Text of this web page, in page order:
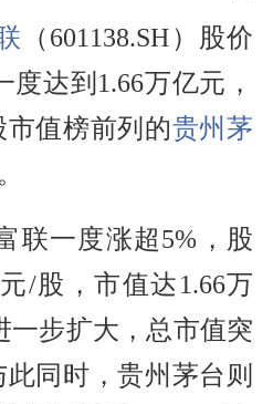
（601138.SH）股价
达到1.66万亿元，
值榜前列的贵州茅
联一度涨超5%，股
/股，市值达1.66万
一步扩大，总市值突
同时，贵州茅台则